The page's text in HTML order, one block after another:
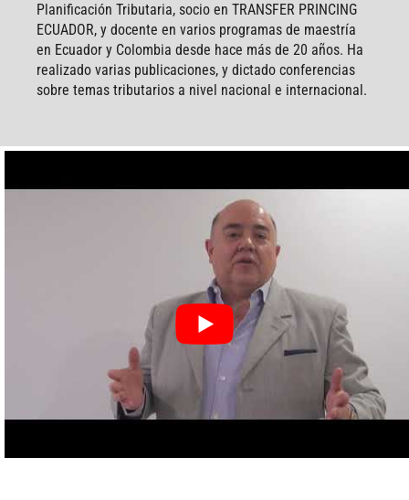
Planificación Tributaria, socio en TRANSFER PRINCING
ECUADOR, y docente en varios programas de maestría
en Ecuador y Colombia desde hace más de 20 años. Ha
realizado varias publicaciones, y dictado conferencias
sobre temas tributarios a nivel nacional e internacional.